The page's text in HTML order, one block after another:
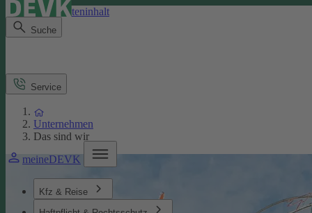
Direkt zum Seiteninhalt
Suche
meineDEVK
Kfz & Reise
Service
Unternehmen
Das sind wir